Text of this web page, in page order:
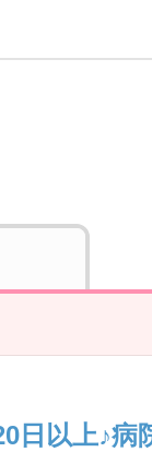
日以上♪